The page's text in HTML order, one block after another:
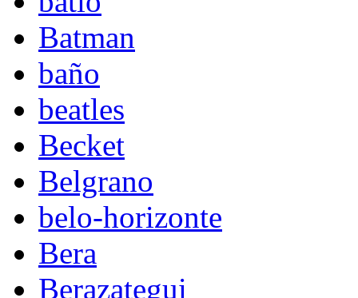
Batman
baño
beatles
Becket
Belgrano
belo-horizonte
Bera
Berazategui